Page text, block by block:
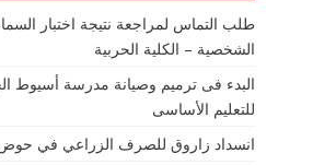
طلب التماس لمراجعة نتيجة اختبار
الشخصية – الكلية الحربية
البدء فى ترميم وصيانة مدرسة أسيوط
للتعليم الأساسى
انسداد زاروق للصرف الزراعي في